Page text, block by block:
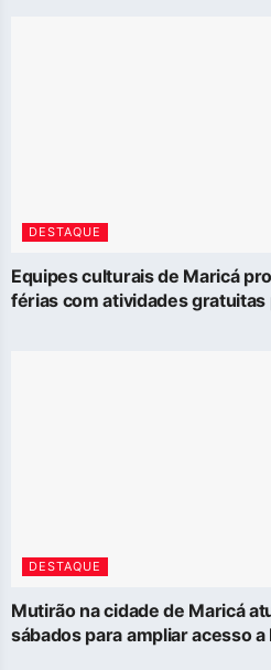
DESTAQUE
Equipes culturais de Maricá
férias com atividades gratuitas
DESTAQUE
Mutirão na cidade de Maricá
sábados para ampliar acesso